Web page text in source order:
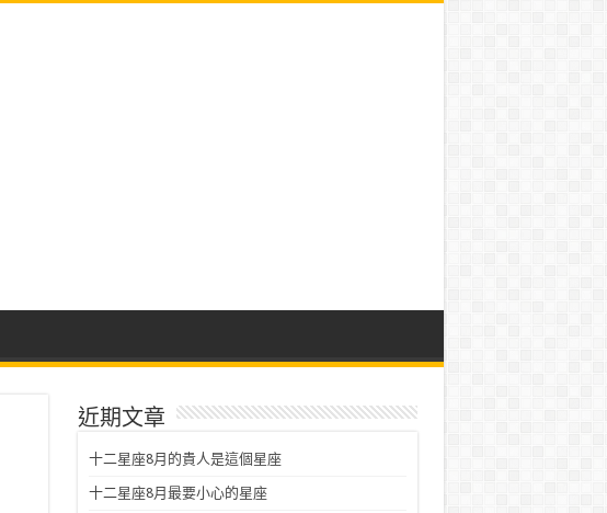
近期文章
十二星座8月的貴人是這個星座
十二星座8月最要小心的星座